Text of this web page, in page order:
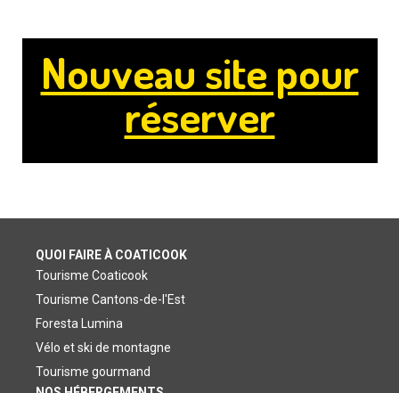
Nouveau site pour
réserver
QUOI FAIRE À COATICOOK
Tourisme Coaticook
Tourisme Cantons-de-l'Est
Foresta Lumina
Vélo et ski de montagne
Tourisme gourmand